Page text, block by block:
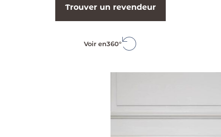
Trouver un revendeur
Voir en360°